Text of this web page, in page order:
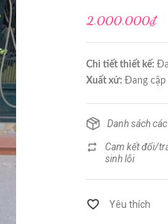
2.000.000₫
Chi tiết thiết kế:
Xuất xứ: Đang cập
Danh sách
Cam kết đổi/
sinh lỗi